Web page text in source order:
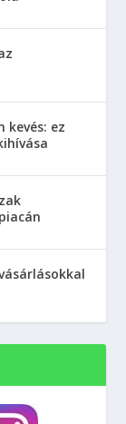
kevés: ez